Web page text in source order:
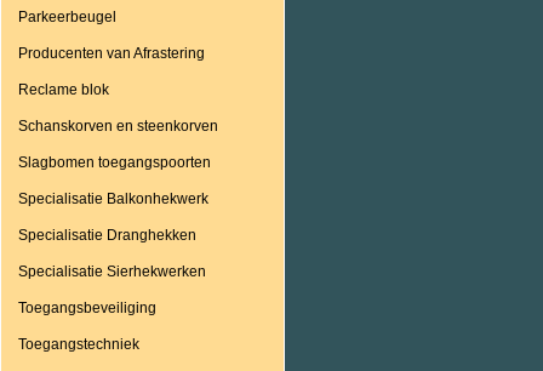
Parkeerbeugel
Producenten van Afrastering
Reclame blok
Schanskorven en steenkorven
Slagbomen toegangspoorten
Specialisatie Balkonhekwerk
Specialisatie Dranghekken
Specialisatie Sierhekwerken
Toegangsbeveiliging
Toegangstechniek